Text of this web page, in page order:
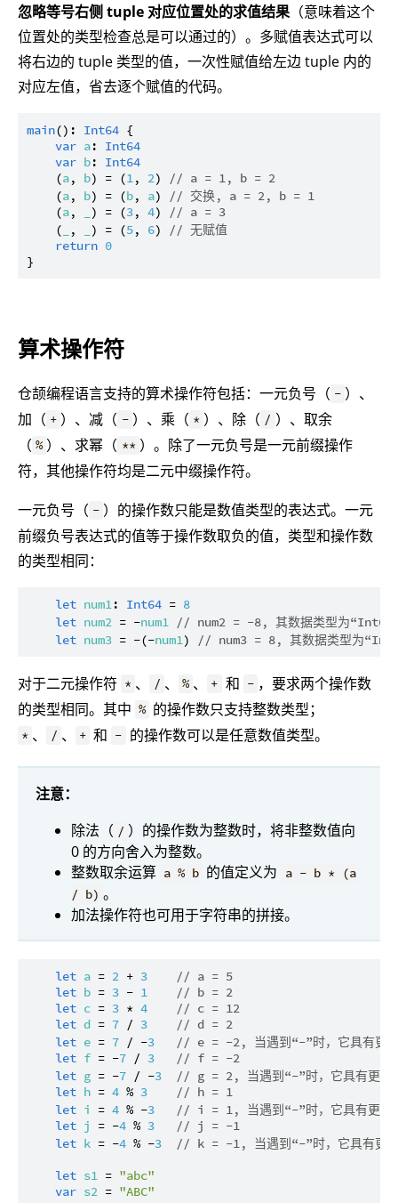
忽略等号右侧 tuple 对应位置处的求值结果（意味着这个
位置处的类型检查总是可以通过的）。多赋值表达式可以
将右边的 tuple 类型的值，一次性赋值给左边 tuple 内的
对应左值，省去逐个赋值的代码。
main(): Int64 {
var a: Int64
var b: Int64
    (
a, b) = (1, 2)
// a = 1, b = 2
    (
a, b) = (b, a)
// 交换, a = 2, b = 1
    (
a, ) = (3, 4)
// a = 3
    (
, ) = (5, 6)
// 无赋值
return 0
算术操作符
仓颉编程语言支持的算术操作符包括：一元负号（ - ）、
加（ + ）、减（ - ）、乘（ * ）、除（ / ）、取余
（ % ）、求幂（ ** ）。除了一元负号是一元前缀操作
符，其他操作符均是二元中缀操作符。
一元负号（ - ）的操作数只能是数值类型的表达式。一元
前缀负号表达式的值等于操作数取负的值，类型和操作数
的类型相同：
let num1: Int64 = 8
let num2 = -num1 // num2 = -8, 其数据类型为
let num3 = -(-num1) // num3 = 8, 其数据类型为
对于二元操作符 * 、 / 、 % 、 + 和 - ，要求两个操作数
的类型相同。其中 % 的操作数只支持整数类型；
* 、 / 、 + 和 - 的操作数可以是任意数值类型。
注意：
除法（ / ）的操作数为整数时，将非整数值向
0 的方向舍入为整数。
整数取余运算 a % b 的值定义为
a - b * (a
/ b) 。
加法操作符也可用于字符串的拼接。
let a = 2 + 3
// a = 5
let b = 3 - 1
// b = 2
let c = 3 * 4
// c = 12
let d = 7 / 3
// d = 2
let e = 7 / -3
// e = -2, 当遇到“-”时，它具有更高
let f = -7 / 3
// f = -2
let g = -7 / -3
// g = 2, 当遇到“-”时，它具有更高
let h = 4 % 3
// h = 1
let i = 4 % -3
// i = 1, 当遇到“-”时，它具有更高
let j = -4 % 3
// j = -1
let k = -4 % -3
// k = -1, 当遇到“-”时，它具有更高
let s1 = "abc"
var s2 = "ABC"